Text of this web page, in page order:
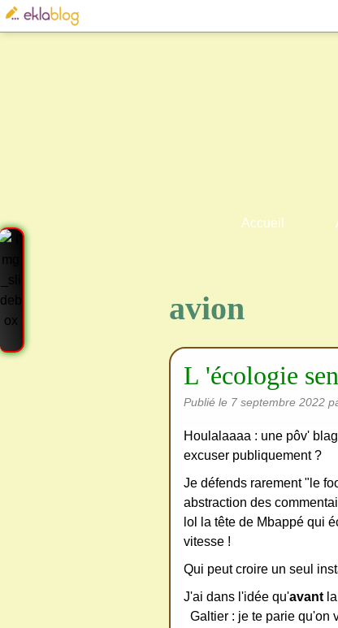
Accueil
avion
L 'écologie
Publié le 7 septembre 2022
Houlalaaaa : une pôv'
excuser publiquement ?
Je défends rarement "le
abstraction des
lol la tête de Mbappé qui
vitesse !
Qui peut croire un seul
J'ai dans l'idée qu'avant
Galtier : je te parie qu'on